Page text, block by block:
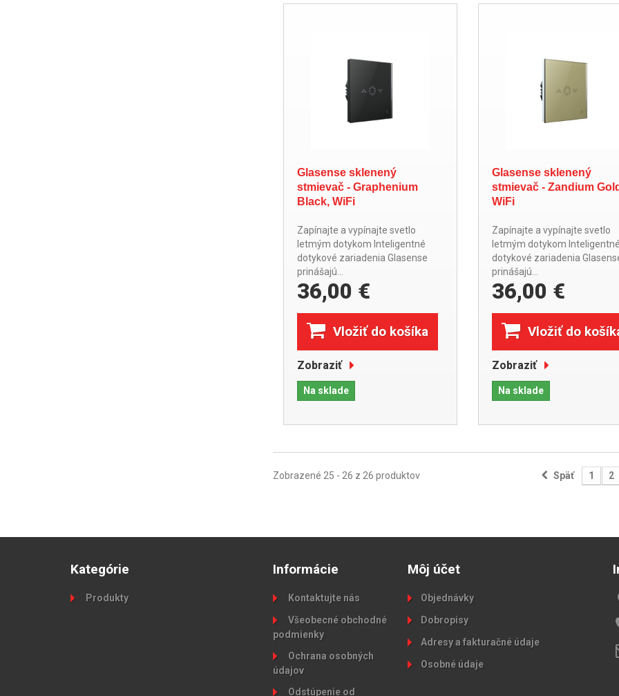
Glasense sklenený
stmievač - Graphenium
Black, WiFi
Zapínajte a vypínajte svetlo
letmým dotykom Inteligentné
dotykové zariadenia Glasense
prinášajú...
36,00 €
Vložiť do košíka
Zobraziť
Na sklade
Glasense sklenený
stmievač - Zandium
WiFi
Zapínajte a vypínajte svetlo
letmým dotykom Inteligentné
dotykové zariadenia
prinášajú...
36,00 €
Vložiť do
Zobraziť
Na sklade
Späť 1 2
Zobrazené 25 - 26 z 26 produktov
Kategórie
Produkty
Informácie
Kontaktujte nás
Všeobecné obchodné
podmienky
Ochrana osobných
údajov
Odstúpenie od
Môj účet
Objednávky
Dobropisy
Adresy a fakturačné údaje
Osobné údaje